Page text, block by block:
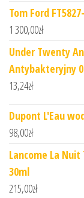
Tom Ford
1 300,00zł
Under Twenty
Antybakteryjny
13,24zł
Dupont L'Eau
98,00zł
Lancome La
30ml
215,00zł